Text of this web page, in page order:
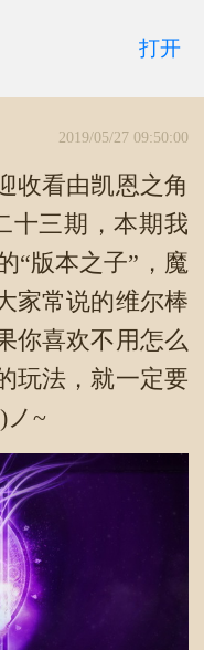
打开
魔法师维尔
2019/05/27 09:50:00
收看由凯恩之角
十三期，本期我
“版本之子”，魔
家常说的维尔棒
你喜欢不用怎么
玩法，就一定要
ノ~